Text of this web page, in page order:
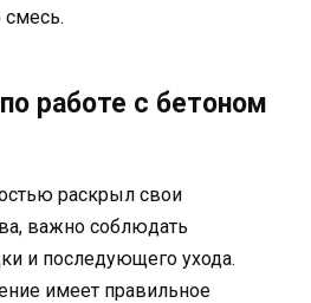
смесь.
работе с бетоном
раскрыл свои
важно соблюдать
и последующего ухода.
имеет правильное